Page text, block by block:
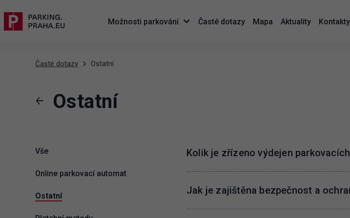
Možnosti parkování Časté dotazy Mapa Aktuality Kontakty
Časté dotazy Ostatní
Ostatní
Vše
Online parkovací automat
Ostatní
Kolik je zřízeno výdejen
Jak je zajištěna bezpečnost a